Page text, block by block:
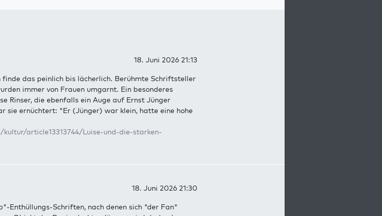
18. Juni 2026 21:13
finde das peinlich bis lächerlich. Berühmte Schriftsteller
immer von Frauen umgarnt. Ein besonderes
Rinser, die ebenfalls ein Auge auf Ernst Jünger
sie ernüchtert: "Er (Jünger) war klein, hatte eine hohe
article13313744/Luise-und-die-starken-
18. Juni 2026 21:30
Enthüllungs-Schriften, nach denen sich "der Fan"